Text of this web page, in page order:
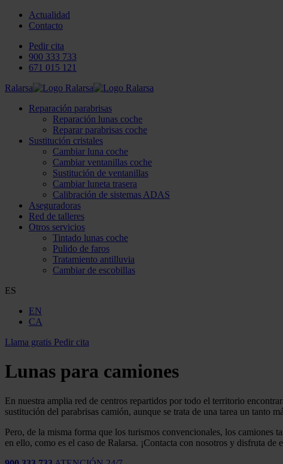
Actualidad
Contacto
Pedir cita
900 333 733
671 015 121
Ralarsa
Reparación parabrisas
Reparación lunas coche
Reparar parabrisas coche
Sustitución cristales
Cambiar luna coche
Cambiar ventanillas coche
Sustitución de ventanillas
Cambiar luneta trasera
Calibración de sistemas ADAS
Aseguradoras
Red de talleres
Otros servicios
Tintado lunas coche
Pulido de faros
Tratamiento antilluvia
Cambiar de escobillas
ES
EN
CA
Llama gratis Pedir cita
Lunas para camiones
En nuestra amplia red de centros repartidos por todo el territorio
sustitución del parabrisas camión, aunque se trata de una tarea un tanto
Pero, de la misma forma que los turismos convencionales, los camiones
en ello, como es el caso de Ralarsa. ¡Contacta con nosotros y disfruta de